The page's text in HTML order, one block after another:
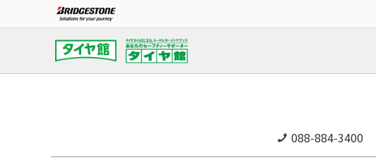
088-884-3400